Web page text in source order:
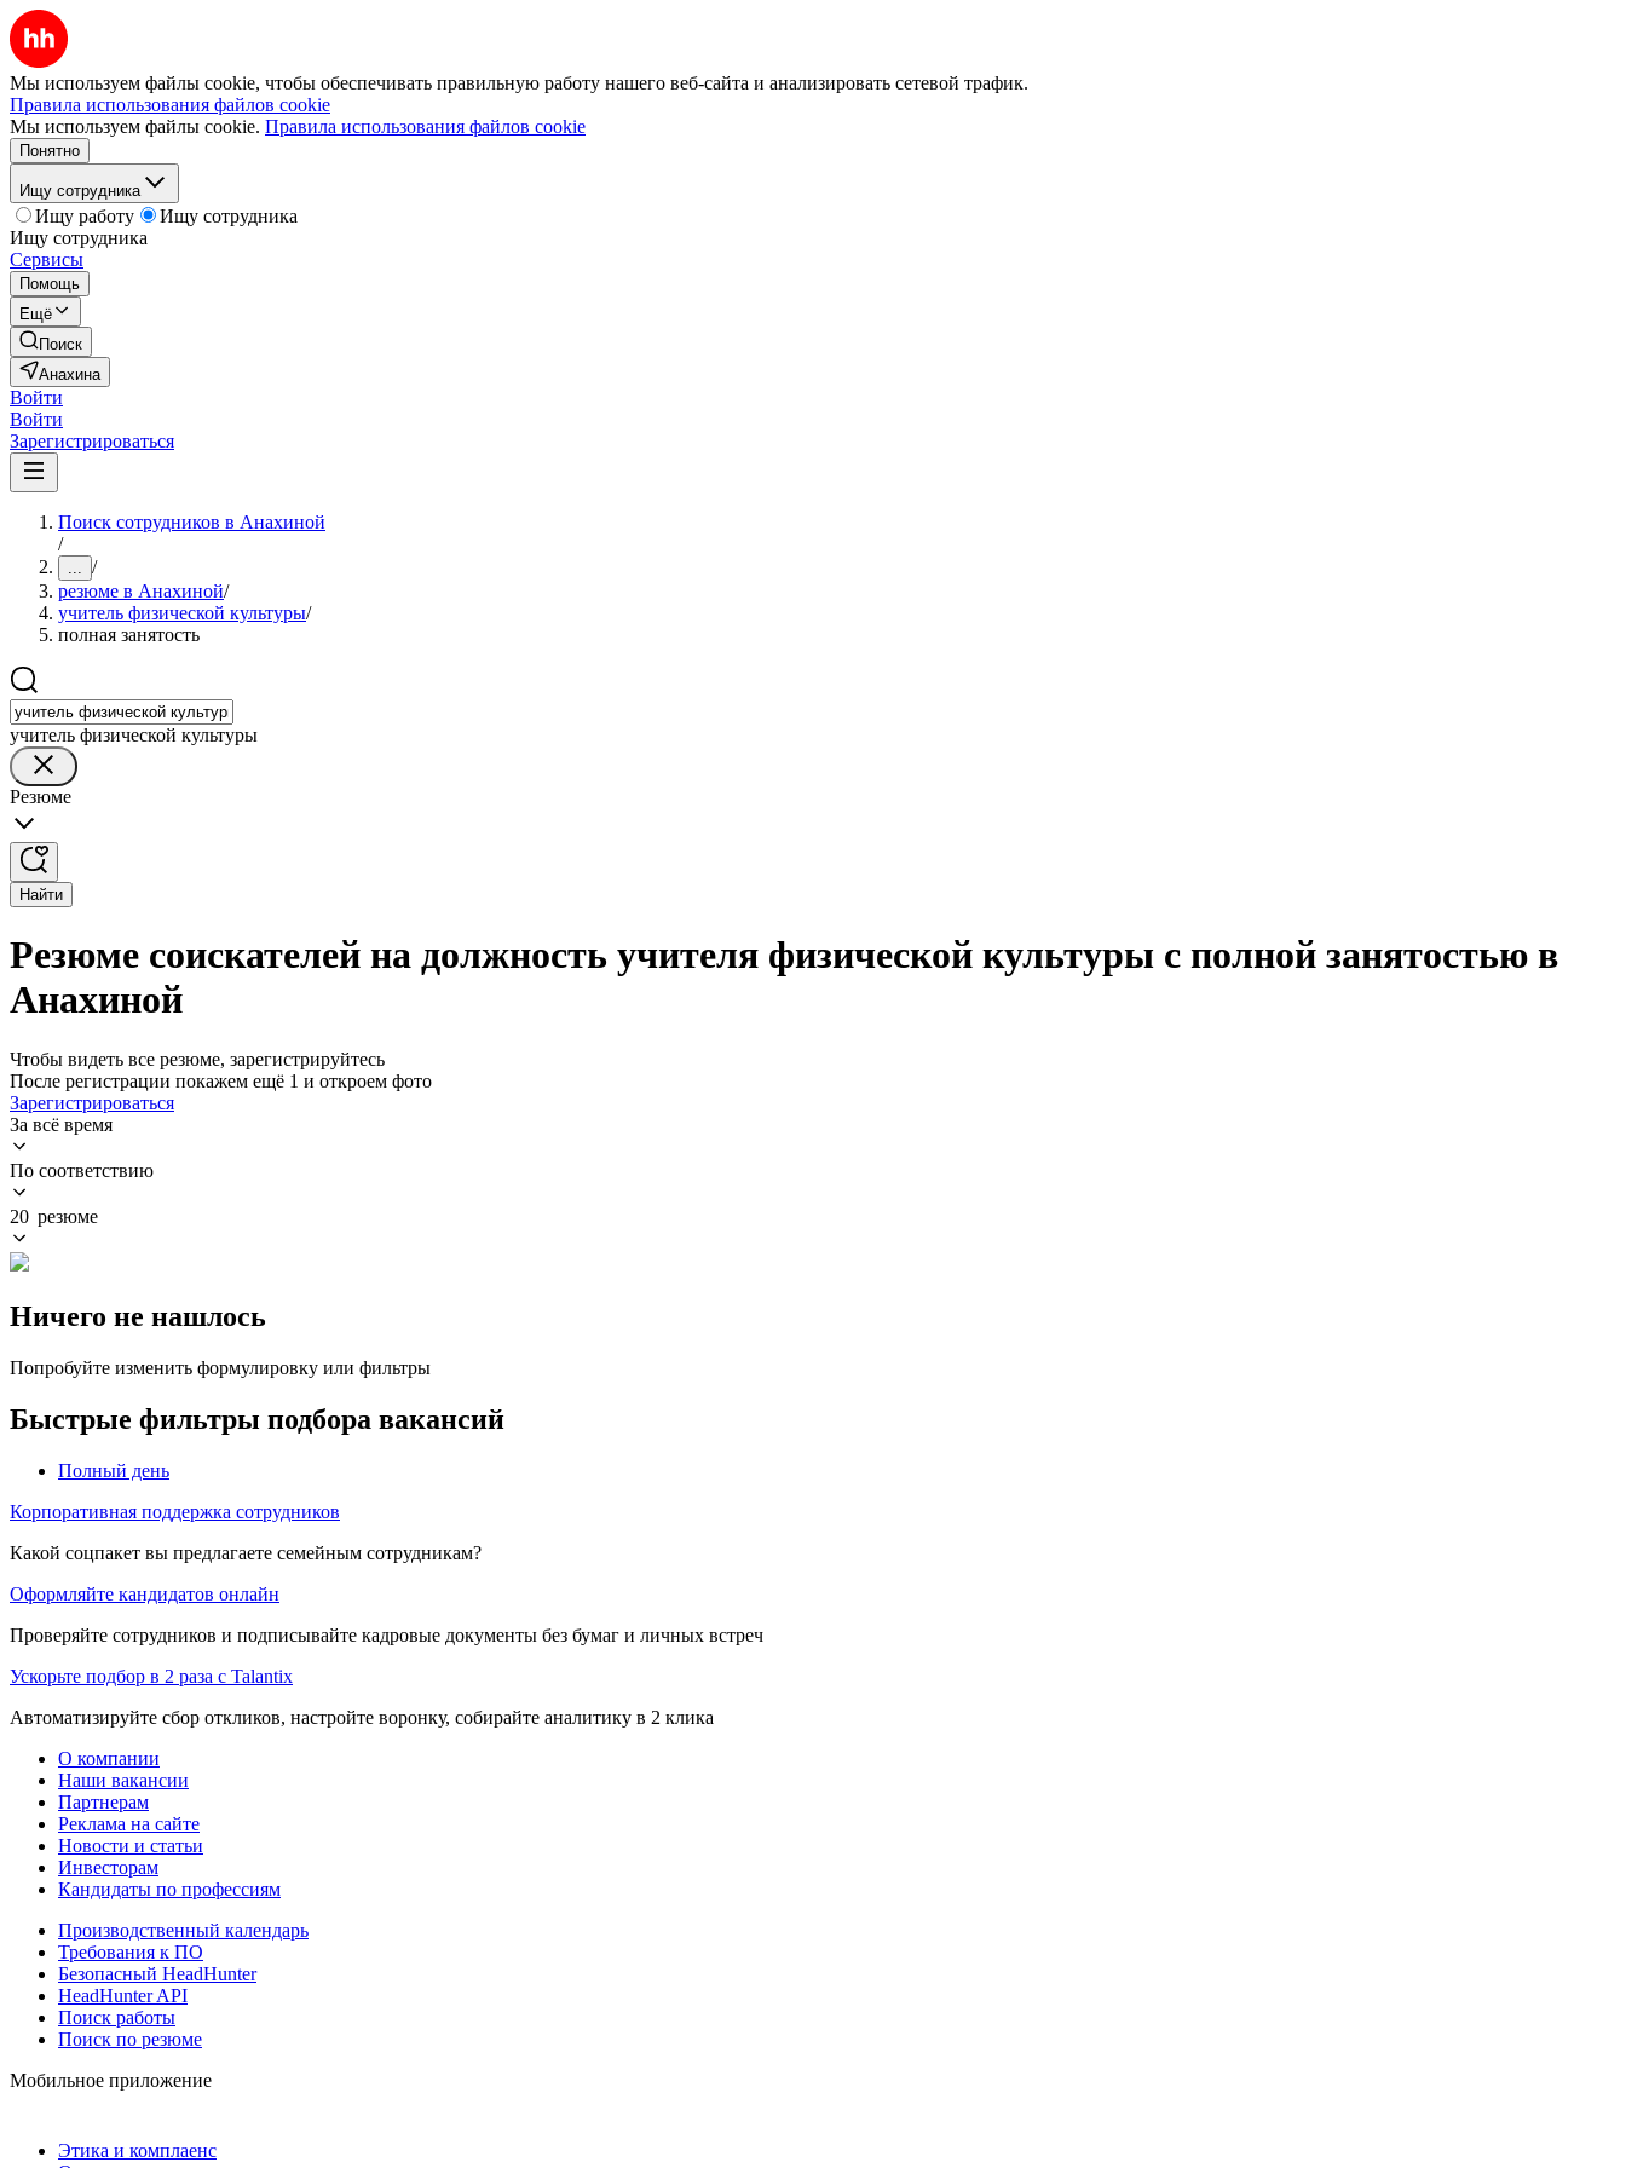
Мы используем файлы cookie, чтобы обеспечивать правильную работу нашего веб-сайта и анализировать сетевой трафик.
Правила использования файлов cookie
Мы используем файлы cookie. Правила использования файлов cookie
Понятно
Ищу сотрудника
Ищу работу
Ищу сотрудника
Ищу сотрудника
Сервисы
Помощь
Ещё
Поиск
Анахина
Войти
Войти
Зарегистрироваться
Поиск сотрудников в Анахиной
/
... /
резюме в Анахиной/
учитель физической культуры/
полная занятость
учитель физической культуры
Резюме
Найти
Резюме соискателей на должность учителя физической культуры с полной занятостью в
Анахиной
Чтобы видеть все резюме, зарегистрируйтесь
После регистрации покажем ещё 1 и откроем фото
Зарегистрироваться
За всё время
По соответствию
20 резюме
Ничего не нашлось
Попробуйте изменить формулировку или фильтры
Быстрые фильтры подбора вакансий
Полный день
Корпоративная поддержка сотрудников
Какой соцпакет вы предлагаете семейным сотрудникам?
Оформляйте кандидатов онлайн
Проверяйте сотрудников и подписывайте кадровые документы без бумаг и личных встреч
Ускорьте подбор в 2 раза с Talantix
Автоматизируйте сбор откликов, настройте воронку, собирайте аналитику в 2 клика
О компании
Наши вакансии
Партнерам
Реклама на сайте
Новости и статьи
Инвесторам
Кандидаты по профессиям
Производственный календарь
Требования к ПО
Безопасный HeadHunter
HeadHunter API
Поиск работы
Поиск по резюме
Мобильное приложение
Этика и комплаенс